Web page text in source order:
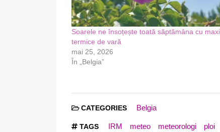
Soarele ne însoțește toată săptămâna cu
termice de vară
mai 25, 2026
În „Belgia”
CATEGORIES Belgia
TAGS IRM meteo meteorologi ploi